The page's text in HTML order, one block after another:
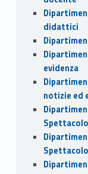
didattici
evidenza
notizie ed